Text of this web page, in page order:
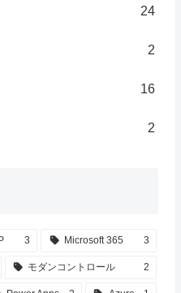
24
2
16
2
3 Microsoft 365 3
モダンコントロール 2